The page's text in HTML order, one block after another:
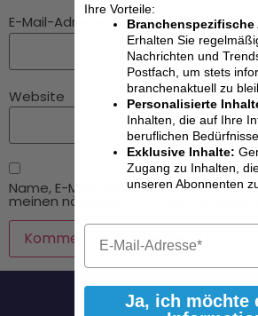
E-Mail-Adresse *
Website
Name, E-Mail-Adresse und Website
meinen nächsten Kommentar
Ihre Vorteile:
Erhalten Sie
Nachrichten und
Postfach, um stets
branchenaktuell zu
Personalisierte
Inhalten, die auf Ihre
beruflichen
Exklusive Inhalte:
Zugang zu Inhalten,
unseren Abonnenten
Ja, ich möchte